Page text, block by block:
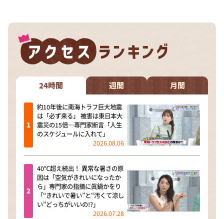
ザキ山小屋本館
ぺこぱのまるスポ
アナ回覧板
24時間 週間 月間
約10年後に南海トラフ巨大地震
は「必ず来る」 被害は東日本大
震災の15倍…専門家断言「人生
のスケジュールに入れて」
2026.08.06
40℃超え続出！ 異常な暑さの原
因は「空気がきれいになったか
ら」専門家の指摘に眞鍋かをり
「“きれいで暑い”と“汚くて涼し
い”どっちがいいの!?」
2026.07.28